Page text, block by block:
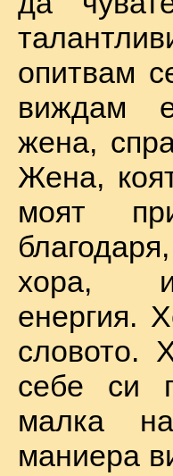
опитвам
виждам
жена,
Жена,
моят
хора,
енергия.
словото.
себе си
малка
маниера